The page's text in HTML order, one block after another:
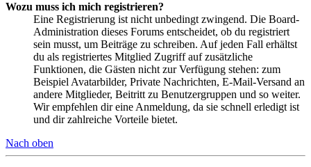
Wozu muss ich mich registrieren?
Eine Registrierung ist nicht unbedingt zwingend. Die Board-
Administration dieses Forums entscheidet, ob du registriert
sein musst, um Beiträge zu schreiben. Auf jeden Fall erhältst
du als registriertes Mitglied Zugriff auf zusätzliche
Funktionen, die Gästen nicht zur Verfügung stehen: zum
Beispiel Avatarbilder, Private Nachrichten, E-Mail-Versand an
andere Mitglieder, Beitritt zu Benutzergruppen und so weiter.
Wir empfehlen dir eine Anmeldung, da sie schnell erledigt ist
und dir zahlreiche Vorteile bietet.
Nach oben